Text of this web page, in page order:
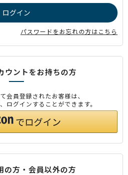
パスワードをお忘れの方はこちら
ウントをお持ちの方
員登録されたお客様は、
グインすることができます。
の方・会員以外の方